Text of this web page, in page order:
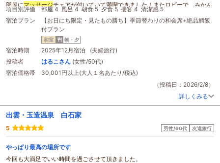
部屋にマッサージチェアが付いていて満喫できました！またロビーで、みかん
ジュースの飲み比べができるドリンクバーなども楽しめ良かったです。
特筆すべきはお食事が本当に美味しかったです。地の食材や郷土料理なども積
極に取り入れられ、料理長の宿泊者への思いがたくさん込められた工夫がたく
さん散りばめられた品々を堪能いたしました。銀婚式を祝う、さりげないサプ
ライズにも感激し、旅の忘れられない思い出の一つになりました。本当にあり
がとうございました。
どのスタッフの方々も丁寧な接客も心地良かったです。
久しぶりにザ・旅館 という宿に泊まれて最高でした。お食事なし、のプランの
お宿も増えているようですが、おもてなしの宿は日本の観光文化の宝の様に思
だな、と思いました。またお邪
項目別評価 部屋 4 風呂 4 朝食 5 夕食 5 接客 4 清潔感 5
宿泊プラン
【お日にち限定・見たもの勝ち】季節替わりの和会席+絶品鯛飯
付プラン
和室 朝・夕
宿泊時期
2025年12月宿泊 (夫婦旅行)
投稿者
はるこさん (女性/50代)
宿泊価格帯
30,001円以上(大人１名あたり/税込)
（投稿日：2026/2/8）
詳しくみる
出雲・玉造温泉 白石家
5 男性/60代 友達旅行
やっぱり最高の場所です
今回も大満足でいい時間を過ごさせて頂きました。